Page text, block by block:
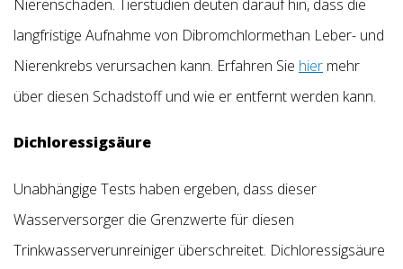
Nierenschäden. Tierstudien deuten darauf hin, dass die
langfristige Aufnahme von Dibromchlormethan Leber- und
Nierenkrebs verursachen kann. Erfahren Sie hier mehr
über diesen Schadstoff und wie er entfernt werden kann.
Dichloressigsäure
Unabhängige Tests haben ergeben, dass dieser
Wasserversorger die Grenzwerte für diesen
Trinkwasserverunreiniger überschreitet. Dichloressigsäure